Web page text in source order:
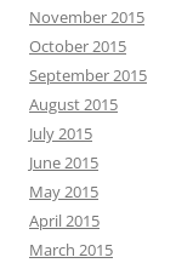
November 2015
October 2015
September 2015
August 2015
July 2015
June 2015
May 2015
April 2015
March 2015